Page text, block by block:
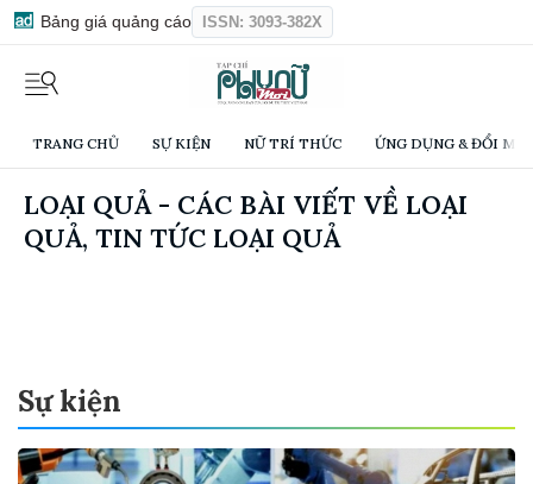
Bảng giá quảng cáo ISSN: 3093-382X
TRANG CHỦ SỰ KIỆN NỮ TRÍ THỨC ỨNG DỤNG & ĐỔI
LOẠI QUẢ - CÁC BÀI VIẾT VỀ LOẠI
QUẢ, TIN TỨC LOẠI QUẢ
Sự kiện